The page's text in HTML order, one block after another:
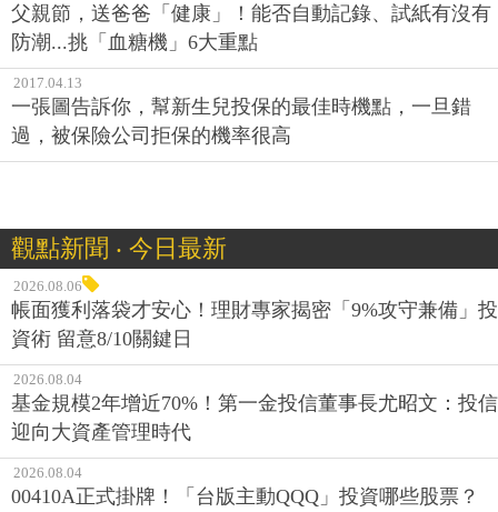
父親節，送爸爸「健康」！能否自動記錄、試紙有沒有
防潮...挑「血糖機」6大重點
2017.04.13
一張圖告訴你，幫新生兒投保的最佳時機點，一旦錯
過，被保險公司拒保的機率很高
觀點新聞 ‧ 今日最新
2026.08.06
帳面獲利落袋才安心！理財專家揭密「9%攻守兼備」投
資術 留意8/10關鍵日
2026.08.04
基金規模2年增近70%！第一金投信董事長尤昭文：投信
迎向大資產管理時代
2026.08.04
00410A正式掛牌！「台版主動QQQ」投資哪些股票？